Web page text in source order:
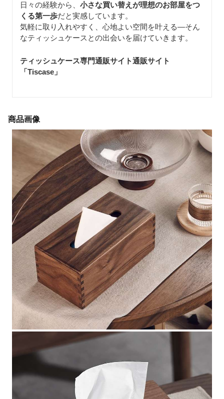
日々の経験から、 小さな買い替えが理想のお部屋をつ
くる第一歩だと実感しています。
気軽に取り入れやすく、心地よい空間を叶える—そん
なティッシュケースとの出会いを届けていきます。
ティッシュケース専門通販サイト通販サイト
「Tiscase 」
商品画像